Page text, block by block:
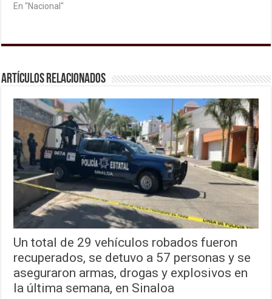
En "Nacional"
Artículos relacionados
Un total de 29 vehículos robados fueron
recuperados, se detuvo a 57 personas y se
aseguraron armas, drogas y explosivos en
la última semana, en Sinaloa